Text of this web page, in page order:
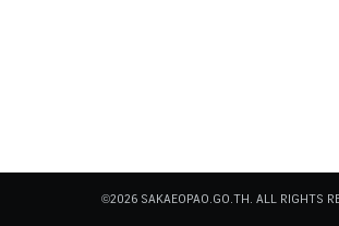
©2026 SAKAEOPAO.GO.TH. ALL RIGHTS